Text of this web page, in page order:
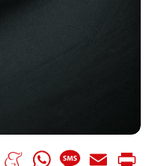
LinkedInMeneameWhatsAppMessage
Email